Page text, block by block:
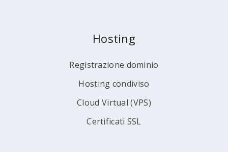
Hosting
Registrazione dominio
Hosting condiviso
Cloud Virtual (VPS)
Certificati SSL